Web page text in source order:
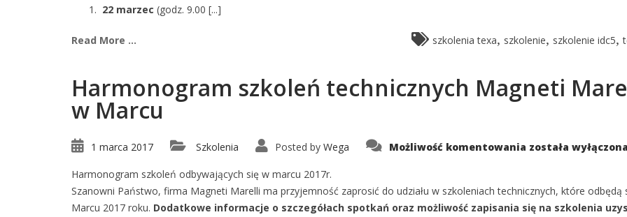
22 marzec (godz. 9.00 [...]
Read More ... szkolenia texa szkolenie szkolenie idc5 ,
Harmonogram szkoleń technicznych Magneti
w Marcu
1 marca 2017 Szkolenia Posted by Wega Możliwość komentowania Harmonogram
szkoleń
w
Marcu
została wyłączona
Harmonogram szkoleń odbywających się w marcu 2017r.
Szanowni Państwo, firma Magneti Marelli ma przyjemność zaprosić do udziału w szkoleniach technicznych, które odbędą
Marcu 2017 roku. Dodatkowe informacje o szczegółach spotkań oraz możliwość zapisania się na szkolenia